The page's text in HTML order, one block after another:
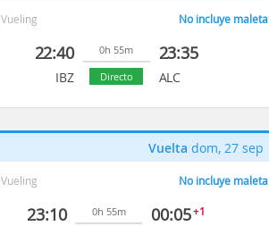
Vueling No incluye maleta
22:40
IBZ
0h 55m
Directo
23:35
ALC
Vuelta dom, 27 sep
Vueling No incluye maleta
23:10
0h 55m
00:05+1